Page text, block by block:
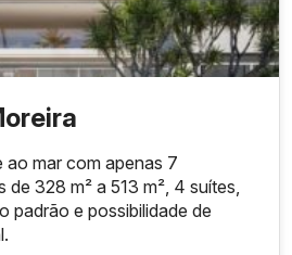
ao mar com apenas 7
de 328 m² a 513 m², 4 suítes,
padrão e possibilidade de